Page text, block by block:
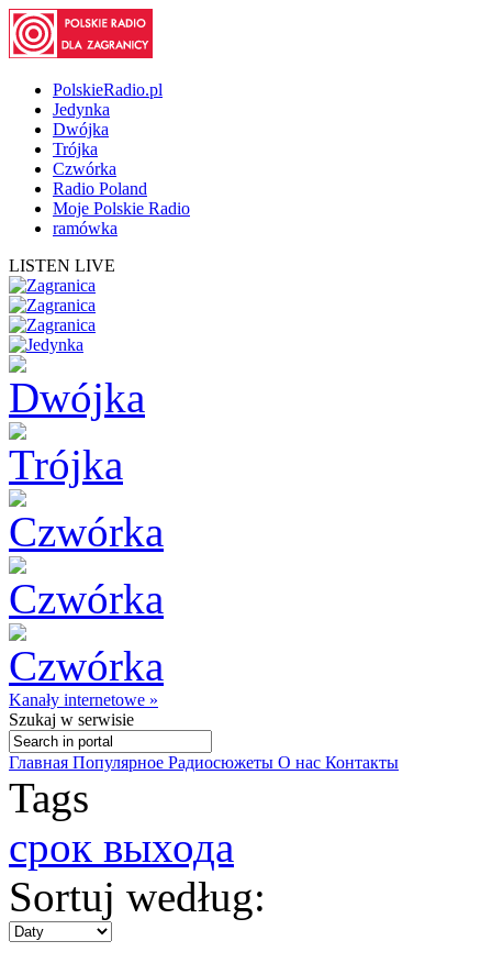
PolskieRadio.pl
Jedynka
Dwójka
Trójka
Czwórka
Radio Poland
Moje Polskie Radio
ramówka
LISTEN LIVE
Kanały internetowe »
Szukaj w serwisie
Главная Популярное Радиосюжеты О нас Контакты
Tags
срок выхода
Sortuj według: